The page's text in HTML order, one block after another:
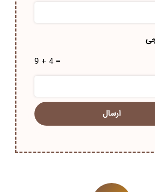
9 + 4 =